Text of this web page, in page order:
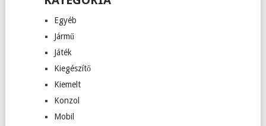
Egyéb
Jármű
Játék
Kiegészítő
Kiemelt
Konzol
Mobil